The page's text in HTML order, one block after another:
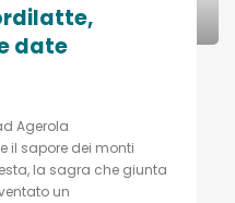
date
Agerola
il sapore dei monti
la sagra che giunta
un